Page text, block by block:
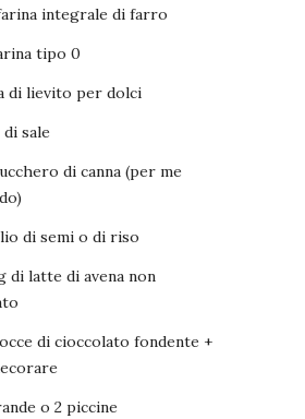
integrale di farro
tipo 0
di lievito per dolci
sale
di canna (per me
di semi o di riso
di latte di avena non
di cioccolato fondente +
o 2 piccine